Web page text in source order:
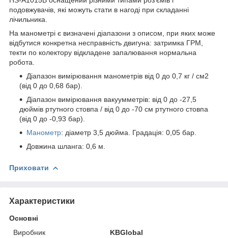
подовжувачів, які можуть стати в нагоді при складанні
лічильника.
На манометрі є визначені діапазони з описом, при яких може
відбутися конкретна несправність двигуна: затримка ГРМ,
текти по колектору відкладене запалювання нормальна
робота.
Діапазон вимірювання манометрів від 0 до 0,7 кг / см2
(від 0 до 0,68 бар).
Діапазон вимірювання вакуумметрів: від 0 до -27,5
дюймів ртутного стовпа / від 0 до -70 см ртутного стовпа
(від 0 до -0,93 бар).
Манометр: діаметр 3,5 дюйма. Градація: 0,05 бар.
Довжина шланга: 0,6 м.
Приховати
Характеристики
Основні
Виробник
KBGlobal